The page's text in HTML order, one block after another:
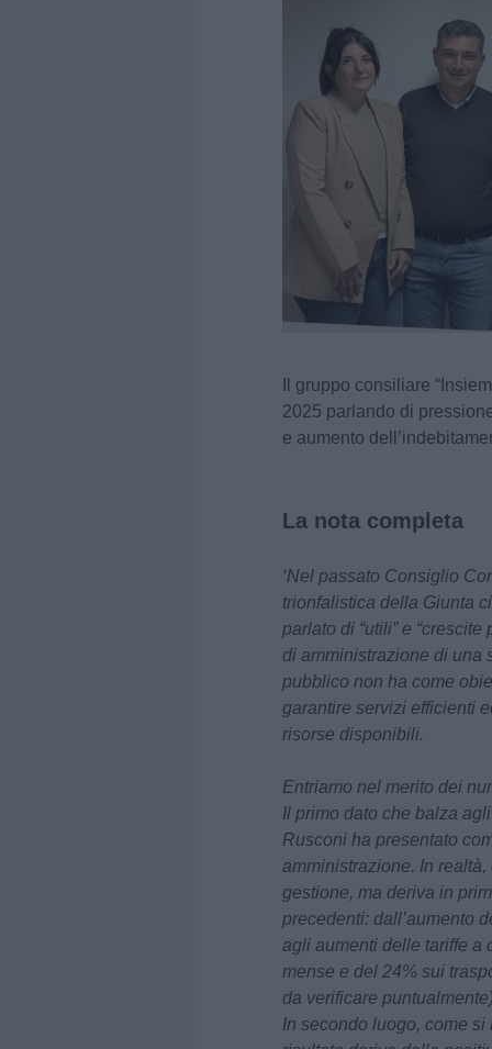
Il gruppo consiliare
2025 parlando di
e aumento
La nota completa
‘Nel passato Consiglio
trionfalistica della Giunta
parlato di “utili” e
di amministrazione di una
pubblico non ha come
garantire servizi efficienti
risorse disponibili.
Entriamo nel merito dei
Il primo dato che balza
Rusconi ha presentato
amministrazione. In
gestione, ma deriva in
precedenti: dall’aumento
agli aumenti delle tariffe a
mense e del 24% sui
da verificare
In secondo luogo, come